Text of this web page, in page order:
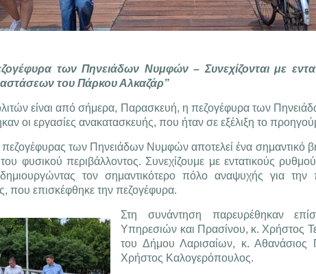
των Πηνειάδων Νυμφών – Συνεχίζονται με
του Πάρκου Αλκαζάρ”
είναι από σήμερα, Παρασκευή, η πεζογέφυρα των
οι εργασίες ανακατασκευής, που ήταν σε εξέλιξη το
των Πηνειάδων Νυμφών αποτελεί ένα σημαντικό
φυσικού περιβάλλοντος. Συνεχίζουμε με εντατικούς
τον σημαντικότερο πόλο αναψυχής για
που επισκέφθηκε την πεζογέφυρα.
Στη συνάντηση παρευρέθηκαν
Υπηρεσιών και Πρασίνου, κ. Χρήστος
του Δήμου Λαρισαίων, κ. Αθανάσιος
Χρήστος Καλογερόπουλος.